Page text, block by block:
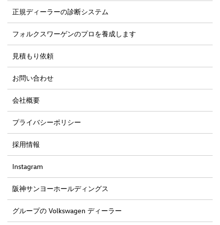
正規ディーラーの診断システム
フォルクスワーゲンのプロを養成します
見積もり依頼
お問い合わせ
会社概要
プライバシーポリシー
採用情報
Instagram
阪神サンヨーホールディングス
グループの Volkswagen ディーラー